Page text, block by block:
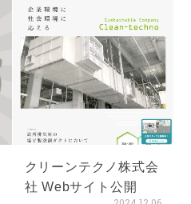
クリーンテクノ株式会
社 Webサイト公開